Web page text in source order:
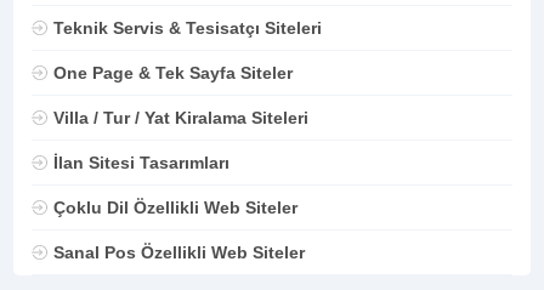
Teknik Servis & Tesisatçı Siteleri
One Page & Tek Sayfa Siteler
Villa / Tur / Yat Kiralama Siteleri
İlan Sitesi Tasarımları
Çoklu Dil Özellikli Web Siteler
Sanal Pos Özellikli Web Siteler